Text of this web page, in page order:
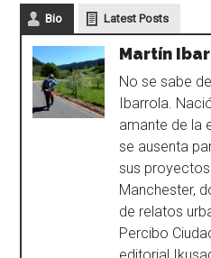
Bio Latest Posts
Martín
No se sabe
Ibarrola.
amante de la
se ausenta
sus
Manchester,
de relatos
Percibo